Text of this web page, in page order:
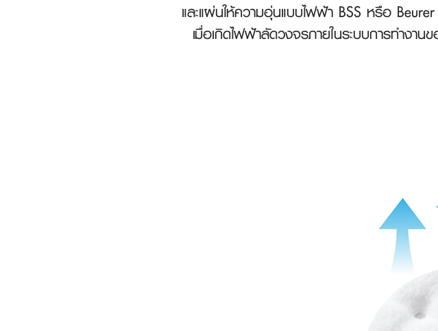
และแผ่นให้ความอุ่นแบบไฟฟ้า BSS หรือ
เมื่อเกิดไฟฟ้าลัดวงจรภายในระบบการทำง